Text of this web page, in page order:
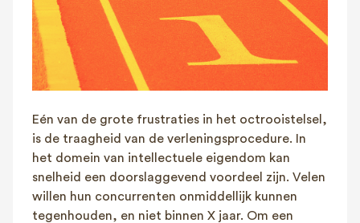
Eén van de grote frustraties in het octrooistelsel,
is de traagheid van de verleningsprocedure. In
het domein van intellectuele eigendom kan
snelheid een doorslaggevend voordeel zijn. Velen
willen hun concurrenten onmiddellijk kunnen
tegenhouden, en niet binnen X jaar. Om een